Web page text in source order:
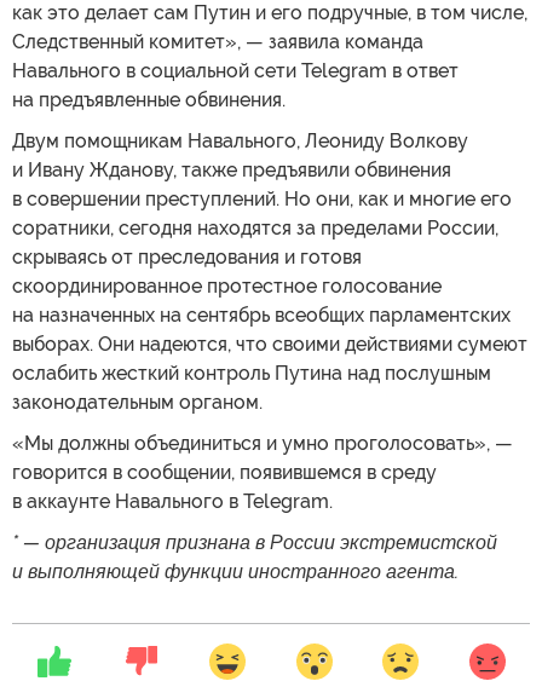
как это делает сам Путин и его подручные, в том числе,
Следственный комитет», — заявила команда
Навального в социальной сети Telegram в ответ
на предъявленные обвинения.
Двум помощникам Навального, Леониду Волкову
и Ивану Жданову, также предъявили обвинения
в совершении преступлений. Но они, как и многие его
соратники, сегодня находятся за пределами России,
скрываясь от преследования и готовя
скоординированное протестное голосование
на назначенных на сентябрь всеобщих парламентских
выборах. Они надеются, что своими действиями сумеют
ослабить жесткий контроль Путина над послушным
законодательным органом.
«Мы должны объединиться и умно проголосовать», —
говорится в сообщении, появившемся в среду
в аккаунте Навального в Telegram.
* — организация признана в России экстремистской
и выполняющей функции иностранного агента.